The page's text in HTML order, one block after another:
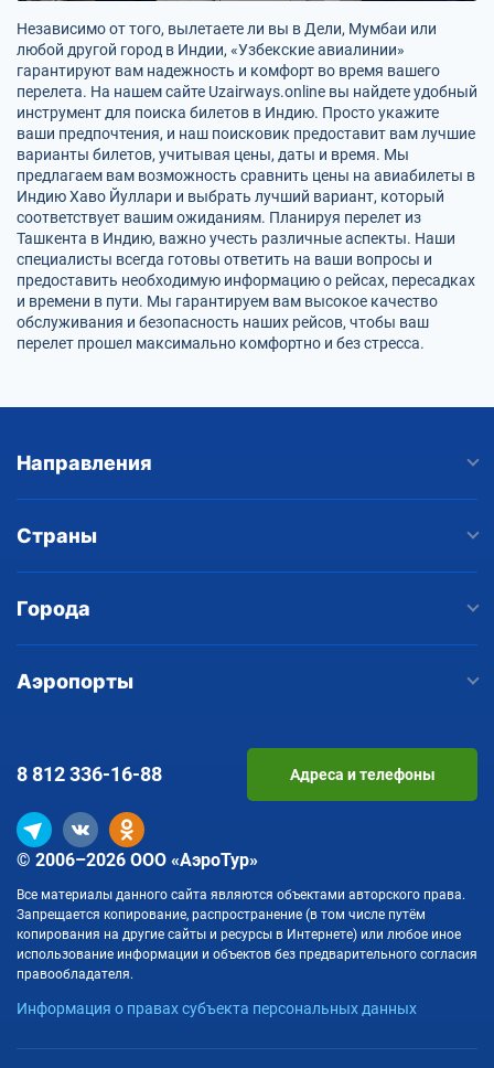
Независимо от того, вылетаете ли вы в Дели, Мумбаи или
любой другой город в Индии, «Узбекские авиалинии»
гарантируют вам надежность и комфорт во время вашего
перелета. На нашем сайте Uzairways.online вы найдете удобный
инструмент для поиска билетов в Индию. Просто укажите
ваши предпочтения, и наш поисковик предоставит вам лучшие
варианты билетов, учитывая цены, даты и время. Мы
предлагаем вам возможность сравнить цены на авиабилеты в
Индию Хаво Йуллари и выбрать лучший вариант, который
соответствует вашим ожиданиям. Планируя перелет из
Ташкента в Индию, важно учесть различные аспекты. Наши
специалисты всегда готовы ответить на ваши вопросы и
предоставить необходимую информацию о рейсах, пересадках
и времени в пути. Мы гарантируем вам высокое качество
обслуживания и безопасность наших рейсов, чтобы ваш
перелет прошел максимально комфортно и без стресса.
Направления
Страны
Города
Аэропорты
© 2006–2026 ООО «АэроТур»
Все материалы данного сайта являются объектами авторского права.
Запрещается копирование, распространение (в том числе путём
копирования на другие сайты и ресурсы в Интернете) или любое иное
использование информации и объектов без предварительного согласия
правообладателя.
Информация о правах субъекта персональных данных
8 812336-16-88 Адреса и телефоны